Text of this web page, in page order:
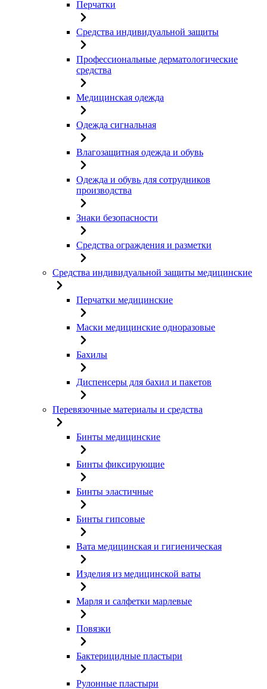
Перчатки
Средства индивидуальной защиты
Профессиональные дерматологические
средства
Медицинская одежда
Одежда сигнальная
Влагозащитная одежда и обувь
Одежда и обувь для сотрудников
производства
Знаки безопасности
Средства ограждения и разметки
Средства индивидуальной защиты медицинские
Перчатки медицинские
Маски медицинские одноразовые
Бахилы
Диспенсеры для бахил и пакетов
Перевязочные материалы и средства
Бинты медицинские
Бинты фиксирующие
Бинты эластичные
Бинты гипсовые
Вата медицинская и гигиеническая
Изделия из медицинской ваты
Марля и салфетки марлевые
Повязки
Бактерицидные пластыри
Рулонные пластыри